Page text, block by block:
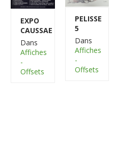
EXPO
CAUSSAE
Dans
Affiches
-
Offsets
PELISSE
5
Dans
Affiches
-
Offsets